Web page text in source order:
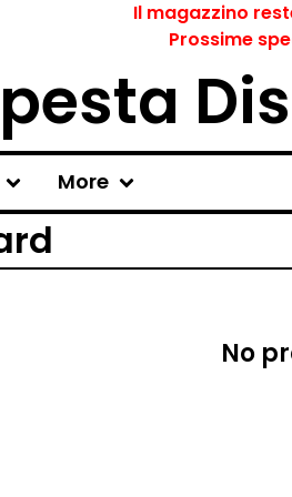
Il magazzino
Prossime
More
No